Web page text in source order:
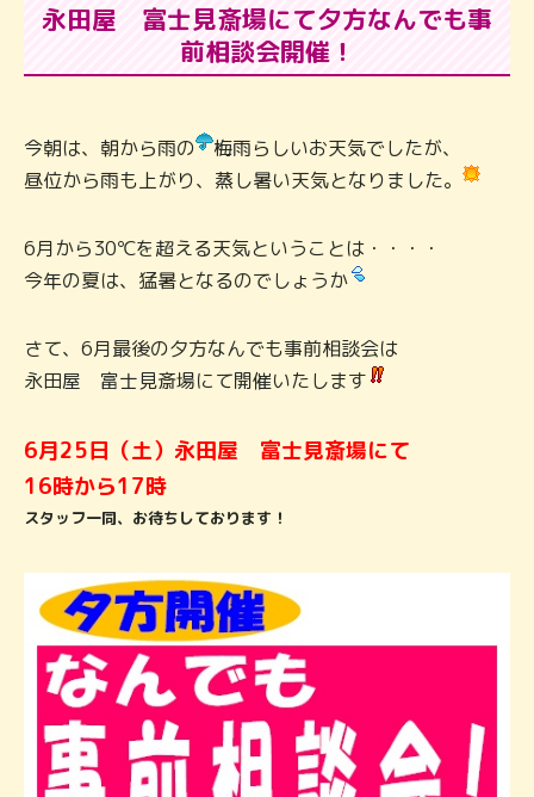
永田屋 富士見斎場にて夕方なんでも事
前相談会開催！
今朝は、朝から雨の
梅雨らしいお天気でしたが、
昼位から雨も上がり、蒸し暑い天気となりました。
6月から30℃を超える天気ということは・・・・
今年の夏は、猛暑となるのでしょうか
さて、6月最後の夕方なんでも事前相談会は
永田屋 富士見斎場にて開催いたします
6月25日（土）永田屋 富士見斎場にて
16時から17時
スタッフ一同、お待ちしております！